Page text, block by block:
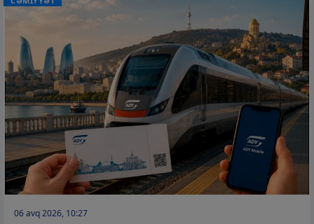
06 avq 2026, 10:27